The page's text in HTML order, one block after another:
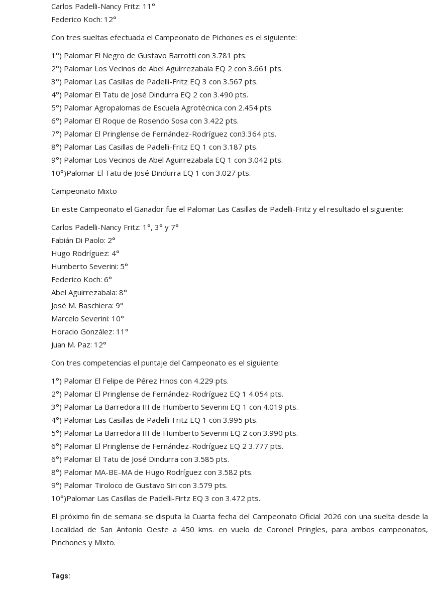
Carlos Padelli-Nancy Fritz: 11°
Federico Koch: 12°
Con tres sueltas efectuada el Campeonato de Pichones es el siguiente:
1°) Palomar El Negro de Gustavo Barrotti con 3.781 pts.
2°) Palomar Los Vecinos de Abel Aguirrezabala EQ 2 con 3.661 pts.
3°) Palomar Las Casillas de Padelli-Fritz EQ 3 con 3.567 pts.
4°) Palomar El Tatu de José Dindurra EQ 2 con 3.490 pts.
5°) Palomar Agropalomas de Escuela Agrotécnica con 2.454 pts.
6°) Palomar El Roque de Rosendo Sosa con 3.422 pts.
7°) Palomar El Pringlense de Fernández-Rodríguez con3.364 pts.
8°) Palomar Las Casillas de Padelli-Fritz EQ 1 con 3.187 pts.
9°) Palomar Los Vecinos de Abel Aguirrezabala EQ 1 con 3.042 pts.
10°)Palomar El Tatu de José Dindurra EQ 1 con 3.027 pts.
Campeonato Mixto
En este Campeonato el Ganador fue el Palomar Las Casillas de Padelli-Fritz y el resultado el siguiente:
Carlos Padelli-Nancy Fritz: 1°, 3° y 7°
Fabián Di Paolo: 2°
Hugo Rodríguez: 4°
Humberto Severini: 5°
Federico Koch: 6°
Abel Aguirrezabala: 8°
José M. Baschiera: 9°
Marcelo Severini: 10°
Horacio González: 11°
Juan M. Paz: 12°
Con tres competencias el puntaje del Campeonato es el siguiente:
1°) Palomar El Felipe de Pérez Hnos con 4.229 pts.
2°) Palomar El Pringlense de Fernández-Rodríguez EQ 1 4.054 pts.
3°) Palomar La Barredora III de Humberto Severini EQ 1 con 4.019 pts.
4°) Palomar Las Casillas de Padelli-Fritz EQ 1 con 3.995 pts.
5°) Palomar La Barredora III de Humberto Severini EQ 2 con 3.990 pts.
6°) Palomar El Pringlense de Fernández-Rodríguez EQ 2 3.777 pts.
6°) Palomar El Tatu de José Dindurra con 3.585 pts.
8°) Palomar MA-BE-MA de Hugo Rodríguez con 3.582 pts.
9°) Palomar Tiroloco de Gustavo Siri con 3.579 pts.
10°)Palomar Las Casillas de Padelli-Firtz EQ 3 con 3.472 pts.
El próximo fin de semana se disputa la Cuarta fecha del Campeonato Oficial 2026 con una suelta desde la
Localidad de San Antonio Oeste a 450 kms. en vuelo de Coronel Pringles, para ambos campeonatos,
Pinchones y Mixto.
Tags:
a cielo abierto
ayer domingo, el radio céntrico de
se convirtió en un shopping a cielo
DEPORTES
Boletín Oficial–Acta Nº 4623
Nov 20, 2019 0
Con la presencia de los representantes de los Clubes
de Coronel Pringles el presidente, Cristian Cayssials,
da por iniciada la sesión.